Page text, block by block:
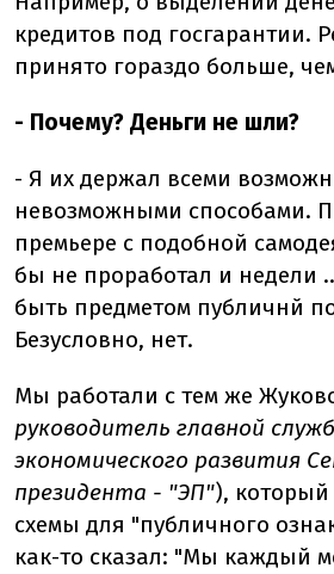
кредитов под госгарантии.
принято гораздо больше,
- Почему? Деньги не шли?
- Я их держал всеми
невозможными способами.
премьере с подобной
бы не проработал и недели
быть предметом публичнй
Безусловно, нет.
Мы работали с тем же
руководитель главной
экономического развития
президента - "ЭП"),
схемы для "публичного
как-то сказал: "Мы каждый